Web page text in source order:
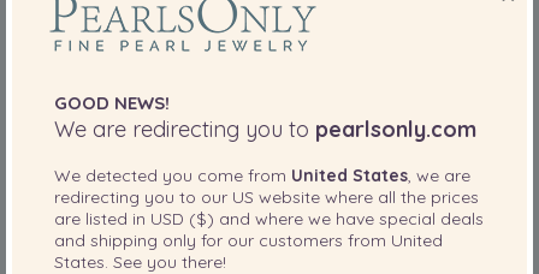
-81%
239,00
GOOD NEWS!
We are redirecting you to pearlsonly.com
We detected you come from United States , we are
redirecting you to our US website where all the prices
are listed in USD ($) and where we have special deals
and shipping only for our customers from United
States . See you there!